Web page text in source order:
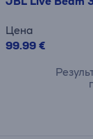
Цена
99.99 €